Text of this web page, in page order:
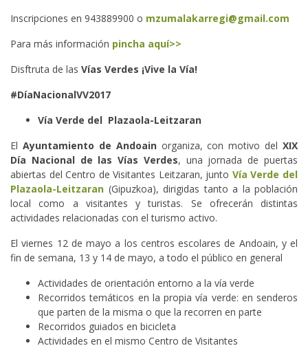
Inscripciones en 943889900 o mzumalakarregi@gmail.com
Para más información pincha aquí>>
Disftruta de las Vías Verdes ¡Vive la Vía!
#DíaNacionalVV2017
Vía Verde del Plazaola-Leitzaran
El Ayuntamiento de Andoainorganiza, con motivo del XIX
Día Nacional de las Vías Verdes, una jornada de puertas
abiertas del Centro de Visitantes Leitzaran, junto Vía Verde del
Plazaola-Leitzaran (Gipuzkoa), dirigidas tanto a la población
local como a visitantes y turistas. Se ofrecerán distintas
actividades relacionadas con el turismo activo.
El viernes 12 de mayo a los centros escolares de Andoain, y el
fin de semana, 13 y 14 de mayo, a todo el público en general
Actividades de orientación entorno a la vía verde
Recorridos temáticos en la propia vía verde: en senderos
que parten de la misma o que la recorren en parte
Recorridos guiados en bicicleta
Actividades en el mismo Centro de Visitantes